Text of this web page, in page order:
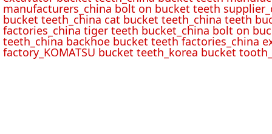
manufacturers_china bolt on bucket teeth
bucket teeth_china cat bucket teeth_china teeth
factories_china tiger teeth bucket_china bolt on
teeth_china backhoe bucket teeth factories_china
factory_KOMATSU bucket teeth_korea bucket